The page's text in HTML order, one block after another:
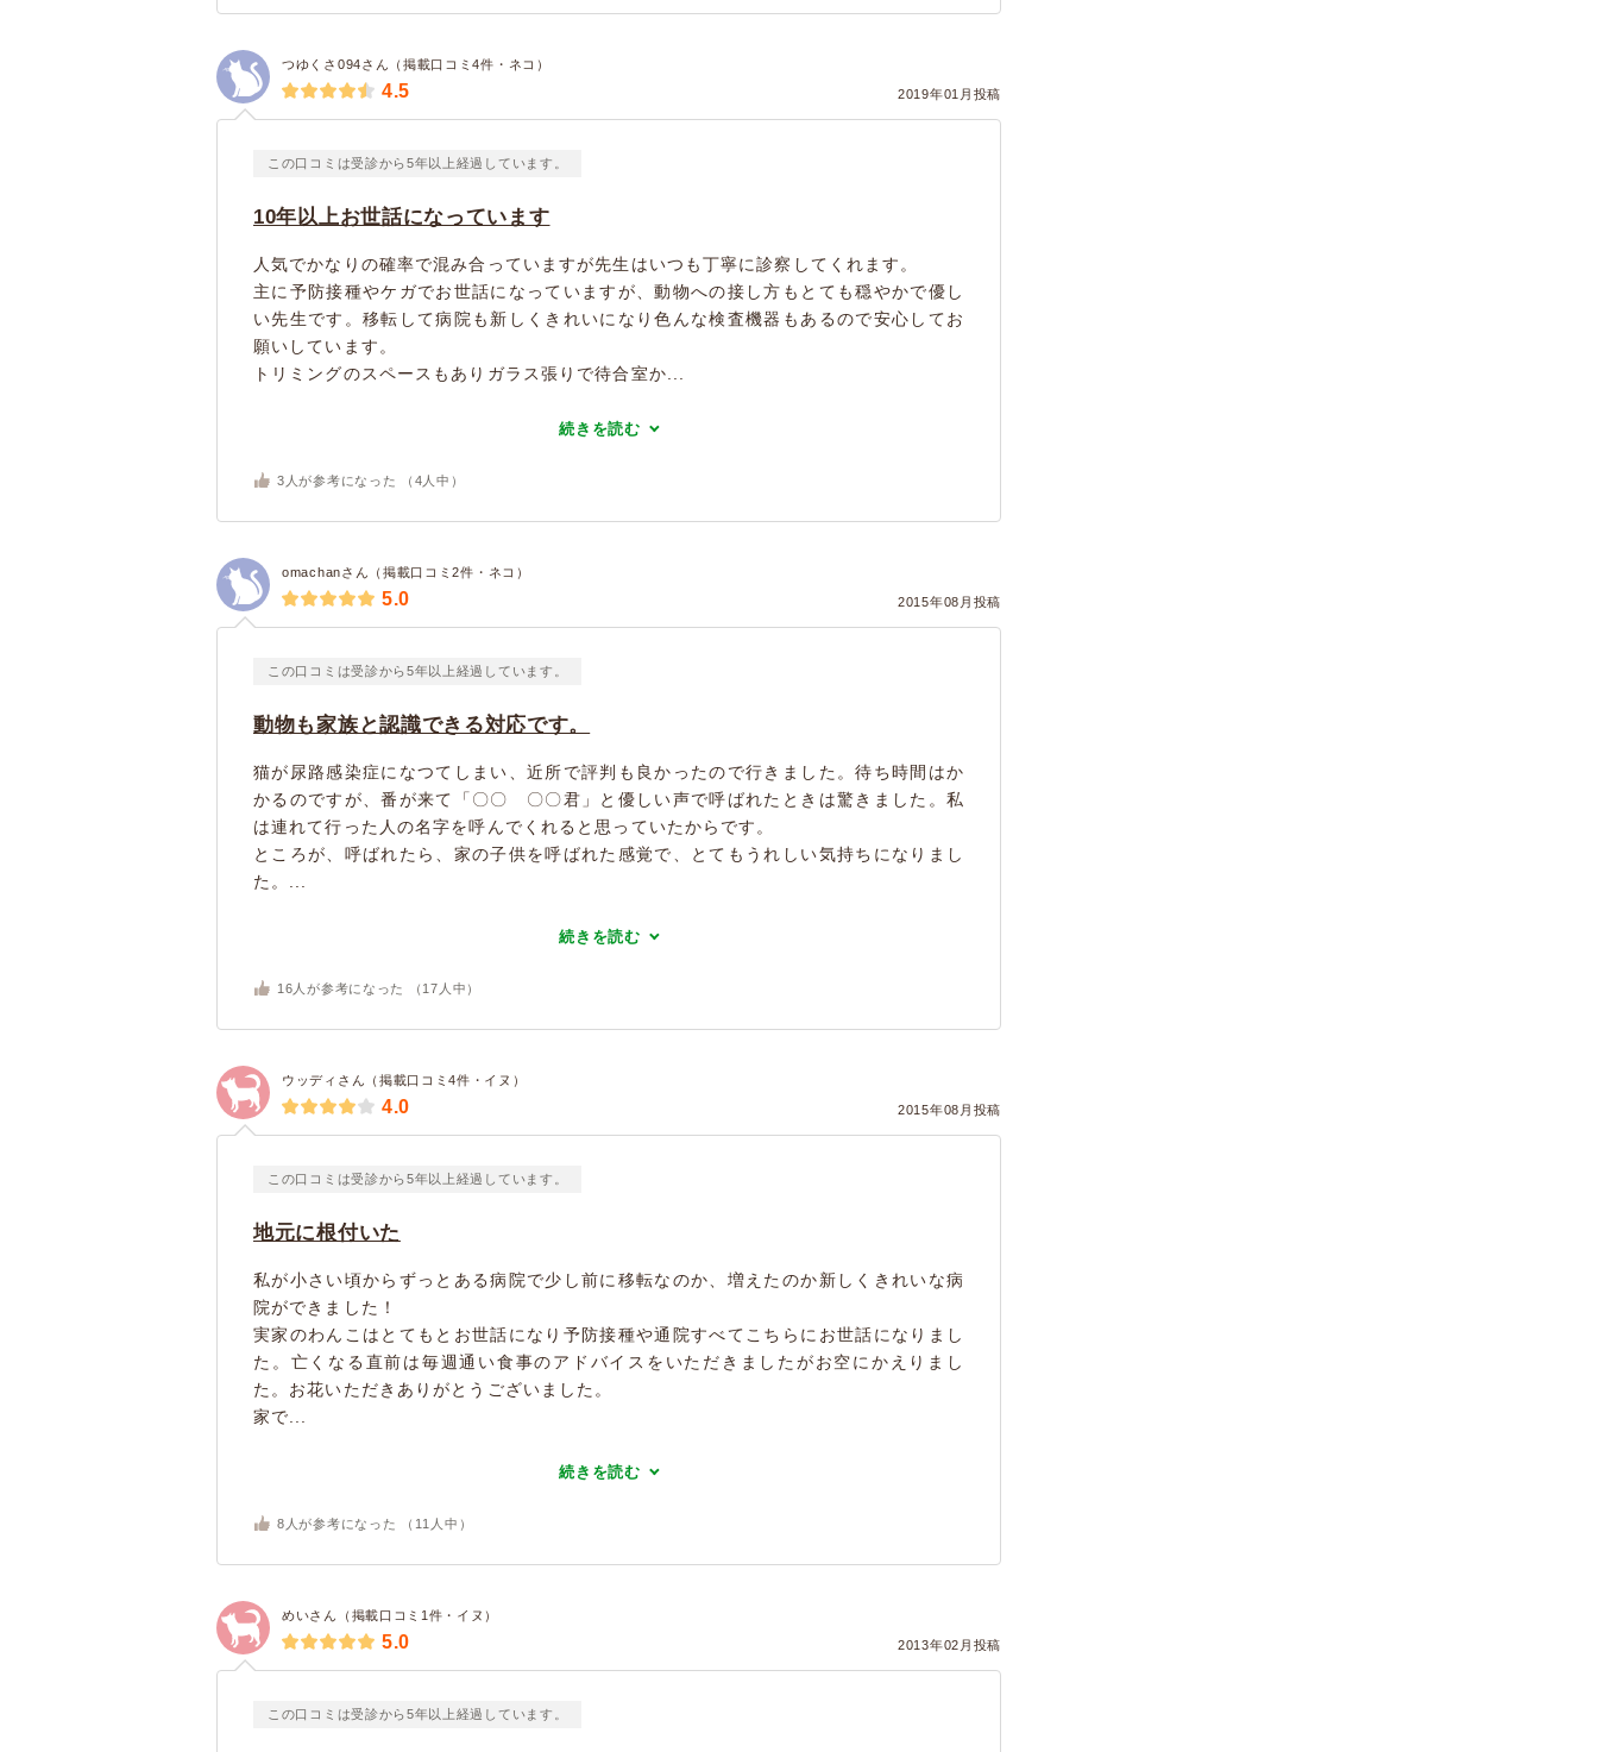
つゆくさ094さん（掲載口コミ4件・ネコ）
2019年01月投稿
4.5
この口コミは受診から5年以上経過しています。
10年以上お世話になっています
人気でかなりの確率で混み合っていますが先生はいつも丁寧に診察してくれます。
主に予防接種やケガでお世話になっていますが、動物への接し方もとても穏やかで優し
い先生です。移転して病院も新しくきれいになり色んな検査機器もあるので安心してお
願いしています。
トリミングのスペースもありガラス張りで待合室か...
続きを読む
3 人が参考になった （ 4 人中）
omachanさん（掲載口コミ2件・ネコ）
2015年08月投稿
5.0
この口コミは受診から5年以上経過しています。
動物も家族と認識できる対応です。
猫が尿路感染症になつてしまい、近所で評判も良かったので行きました。待ち時間はか
かるのですが、番が来て「〇〇 〇〇君」と優しい声で呼ばれたときは驚きました。私
は連れて行った人の名字を呼んでくれると思っていたからです。
ところが、呼ばれたら、家の子供を呼ばれた感覚で、とてもうれしい気持ちになりまし
た。...
続きを読む
16 人が参考になった （ 17 人中）
ウッディさん（掲載口コミ4件・イヌ）
2015年08月投稿
4.0
この口コミは受診から5年以上経過しています。
地元に根付いた
私が小さい頃からずっとある病院で少し前に移転なのか、増えたのか新しくきれいな病
院ができました！
実家のわんこはとてもとお世話になり予防接種や通院すべてこちらにお世話になりまし
た。亡くなる直前は毎週通い食事のアドバイスをいただきましたがお空にかえりまし
た。お花いただきありがとうございました。
家で...
続きを読む
8 人が参考になった （ 11 人中）
めいさん（掲載口コミ1件・イヌ）
2013年02月投稿
5.0
この口コミは受診から5年以上経過しています。